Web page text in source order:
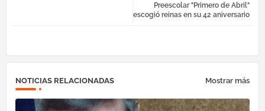
egr atsa
Preescolar "Primero de Abril"
escogió reinas en su 42 aniversario
NOTICIAS RELACIONADAS Mostrar más